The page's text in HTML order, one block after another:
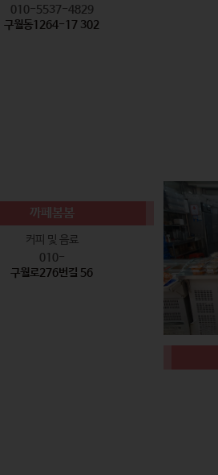
010-5537-4829
구월동1264-17 302
까페봄봄
커피 및 음료
010-
구월로276번길 56